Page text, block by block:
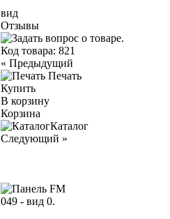
вид
Отзывы
Код товара: 821
« Предыдущий
Печать
Купить
В корзину
Корзина
Каталог
Следующий »